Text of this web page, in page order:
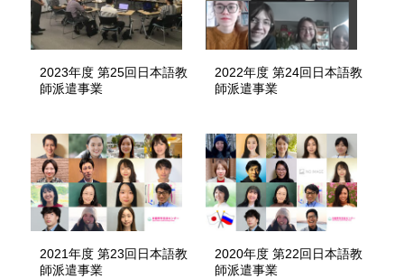
2023年度 第25回日本語教
師派遣事業
2022年度 第24回日本語教
師派遣事業
2021年度 第23回日本語教
師派遣事業
2020年度 第22回日本語教
師派遣事業